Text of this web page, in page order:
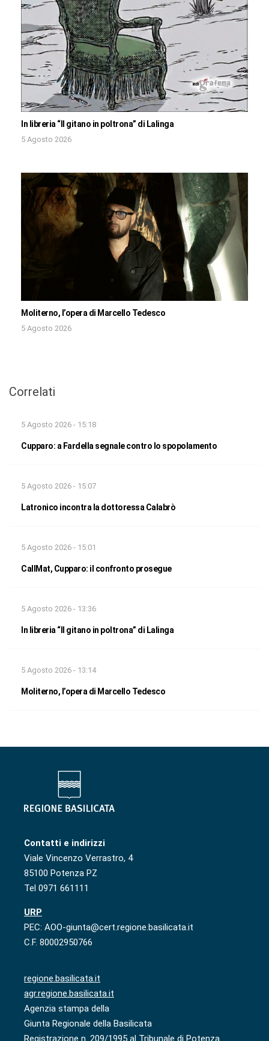
In libreria “Il gitano in poltrona” di Lalinga
5 Agosto 2026
Moliterno, l’opera di Marcello Tedesco
5 Agosto 2026
Correlati
5 Agosto 2026 - 15:18
Cupparo: a Fardella segnale contro lo spopolamento
5 Agosto 2026 - 15:07
Latronico incontra la dottoressa Calabrò
5 Agosto 2026 - 15:01
CallMat, Cupparo: il confronto prosegue
5 Agosto 2026 - 13:36
In libreria “Il gitano in poltrona” di Lalinga
5 Agosto 2026 - 13:14
Moliterno, l’opera di Marcello Tedesco
Contatti e indirizzi
Viale Vincenzo Verrastro, 4
85100 Potenza PZ
Tel 0971 661111
URP
PEC: AOO-giunta@cert.regione.basilicata.it
C.F. 80002950766
regione.basilicata.it
agr.regione.basilicata.it
Agenzia stampa della
Giunta Regionale della Basilicata
Registrazione n. 209/1995 al Tribunale di Potenza